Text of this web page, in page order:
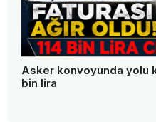
Asker konvoyunda yolu
bin lira